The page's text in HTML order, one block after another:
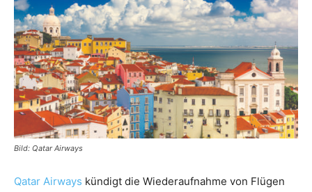
Reiseempfehlungen.
Bild: Qatar Airways
Qatar Airways kündigt die Wiederaufnahme von Flügen